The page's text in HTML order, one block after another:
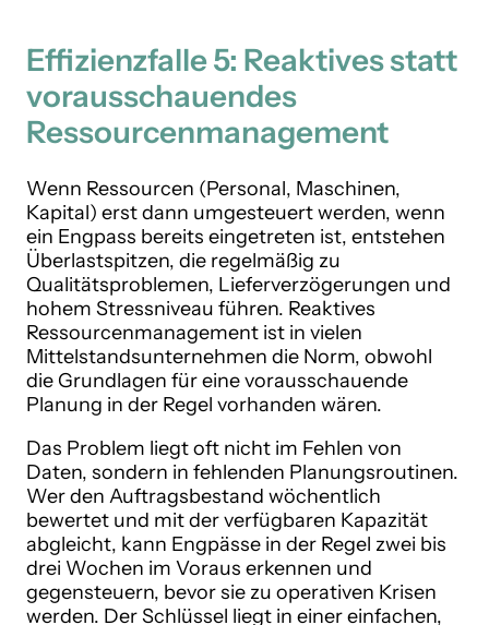
Effizienzfalle 5: Reaktives statt
vorausschauendes
Ressourcenmanagement
Wenn Ressourcen (Personal, Maschinen,
Kapital) erst dann umgesteuert werden, wenn
ein Engpass bereits eingetreten ist, entstehen
Überlastspitzen, die regelmäßig zu
Qualitätsproblemen, Lieferverzögerungen und
hohem Stressniveau führen. Reaktives
Ressourcenmanagement ist in vielen
Mittelstandsunternehmen die Norm, obwohl
die Grundlagen für eine vorausschauende
Planung in der Regel vorhanden wären.
Das Problem liegt oft nicht im Fehlen von
Daten, sondern in fehlenden Planungsroutinen.
Wer den Auftragsbestand wöchentlich
bewertet und mit der verfügbaren Kapazität
abgleicht, kann Engpässe in der Regel zwei bis
drei Wochen im Voraus erkennen und
gegensteuern, bevor sie zu operativen Krisen
werden. Der Schlüssel liegt in einer einfachen,